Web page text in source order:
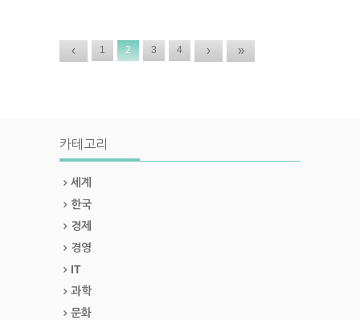
‹ 1 2 3 4 › »
카테고리
세계
한국
경제
경영
IT
과학
문화